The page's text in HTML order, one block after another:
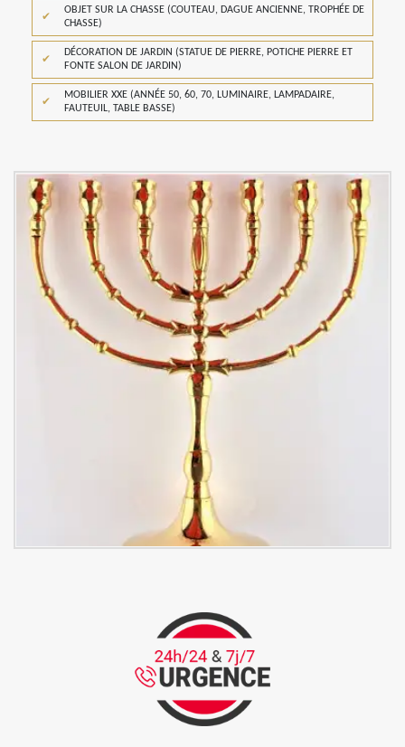
OBJET SUR LA CHASSE (COUTEAU, DAGUE ANCIENNE, TROPHÉE DE
CHASSE)
DÉCORATION DE JARDIN (STATUE DE PIERRE, POTICHE PIERRE ET
FONTE SALON DE JARDIN)
MOBILIER XXE (ANNÉE 50, 60, 70, LUMINAIRE, LAMPADAIRE,
FAUTEUIL, TABLE BASSE)